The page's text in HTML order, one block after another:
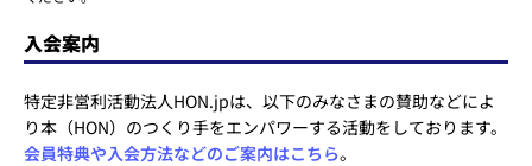
入会案内
特定非営利活動法人HON.jpは、以下のみなさまの賛助などによ
り本（HON）のつくり手をエンパワーする活動をしております。
会員特典や入会方法などのご案内はこちら。